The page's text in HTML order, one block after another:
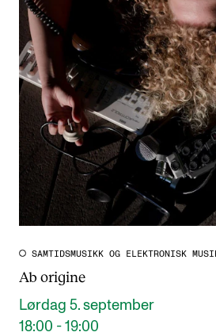
SAMTIDSMUSIKK OG ELEKTRONISK
Ab origine
Lørdag 5. september
18:00 - 19:00